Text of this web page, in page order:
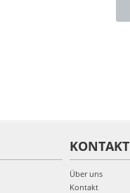
KONTAKT
Über uns
Kontakt